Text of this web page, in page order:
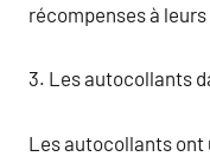
récompenses à
3. Les autocollants
Les autocollants ont